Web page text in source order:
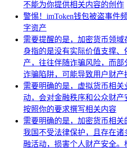
不能为你提供相关内容的创作
警惕！imToken钱包被盗事件
字资产
需要提醒的是，加密货币领
身指的是没有实际价值支撑
产，往往伴随诈骗风险，而
诈骗陷阱，可能导致用户财产
需要明确的是，虚拟货币相
动，会对金融秩序和公众财
按照你的要求撰写相关内容
需要明确的是，加密货币相
我国不受法律保护，且存在
融活动，损害个人财产安全